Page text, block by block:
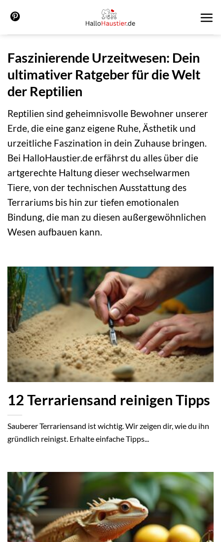
Inhalt
springen
Faszinierende Urzeitwesen: Dein
ultimativer Ratgeber für die Welt
der Reptilien
Reptilien sind geheimnisvolle Bewohner unserer
Erde, die eine ganz eigene Ruhe, Ästhetik und
urzeitliche Faszination in dein Zuhause bringen.
Bei HalloHaustier.de erfährst du alles über die
artgerechte Haltung dieser wechselwarmen
Tiere, von der technischen Ausstattung des
Terrariums bis hin zur tiefen emotionalen
Bindung, die man zu diesen außergewöhnlichen
Wesen aufbauen kann.
12 Terrariensand reinigen Tipps
Sauberer Terrariensand ist wichtig. Wir zeigen dir, wie du ihn
gründlich reinigst. Erhalte einfache Tipps...